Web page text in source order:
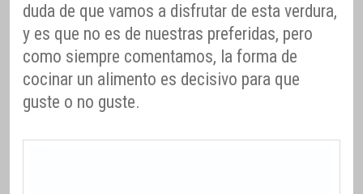
duda de que vamos a disfrutar de esta verdura,
y es que no es de nuestras preferidas, pero
como siempre comentamos, la forma de
cocinar un alimento es decisivo para que
guste o no guste.